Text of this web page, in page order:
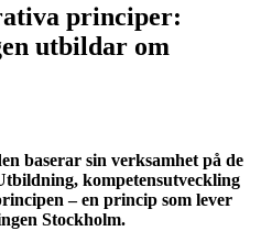
principer:
utbildar om
baserar sin verksamhet på de
kompetensutveckling
– en princip som lever
Stockholm.